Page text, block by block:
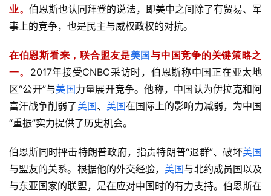
业。伯恩斯也认同拜登的说法，即美中之间除了有贸易、军
事上的竞争，也是民主与威权政权的对抗。
在伯恩斯看来，联合盟友是美国与中国竞争的关键策略之
一。 2017年接受CNBC采访时，伯恩斯称中国正在亚太地
区“公开”与美国力量展开竞争。他称，中国认为伊拉克和阿
富汗战争削弱了美国、 美国在国际上的影响力减弱，为中国
“重振”实力提供了历史机会。
伯恩斯同时抨击特朗普政府，指责特朗普“退群”、破坏美国
与盟友的关系。根据他的外交经验，美国与北约成员国以及
与东亚国家的联盟，是在应对中国时的有力支持。伯恩斯在